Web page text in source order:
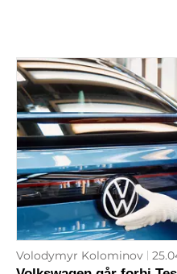
Volodymyr Kolominov